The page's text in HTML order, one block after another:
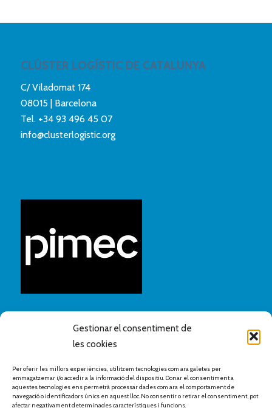
Gestionar el consentiment de
les cookies
Per oferir les millors experiències, utilitzem tecnologies com ara galetes per
emmagatzemar i/o accedir a la informació del dispositiu. Donar el consentiment a
aquestes tecnologies ens permetrà processar dades com ara el comportament de
navegació o identificadors únics en aquest lloc. No consentir o retirar el consentiment, pot
afectar negativament determinades característiques i funcions.
CLÚSTER LOGÍSTIC DE CATALUNYA
C/ Viladomat 174
08015 | Barcelona
Tel. +34 93 496 45 07
info@clusterlogistic.org